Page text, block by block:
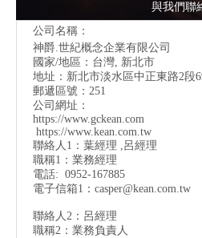
與我們聯
公司名稱：
神爵.世紀概念企業有限公司
國家/地區：台灣, 新北市
地址： 新北市淡水區中正東路2段
郵遞區號：251
公司網址：
https://www.gckean.com
https://www.kean.com.tw
聯絡人1：葉經理 ,呂經理
職稱1：業務經理
電話: 0952-167885
電子信箱1： casper@kean.com.tw
聯絡人2：呂經理
職稱2：業務負責人